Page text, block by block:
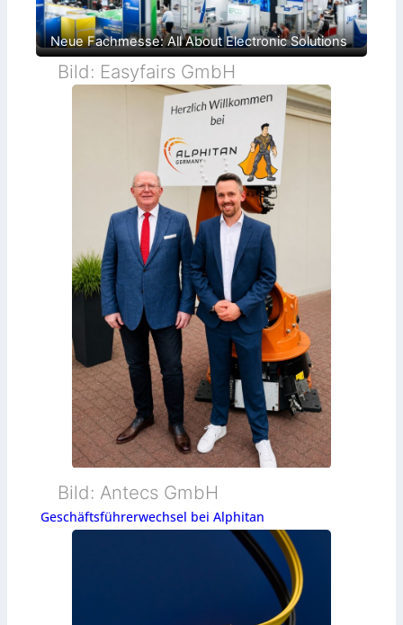
Neue Fachmesse: All About Electronic Solutions
Bild: Easyfairs GmbH
Bild: Antecs GmbH
Geschäftsführerwechsel bei Alphitan